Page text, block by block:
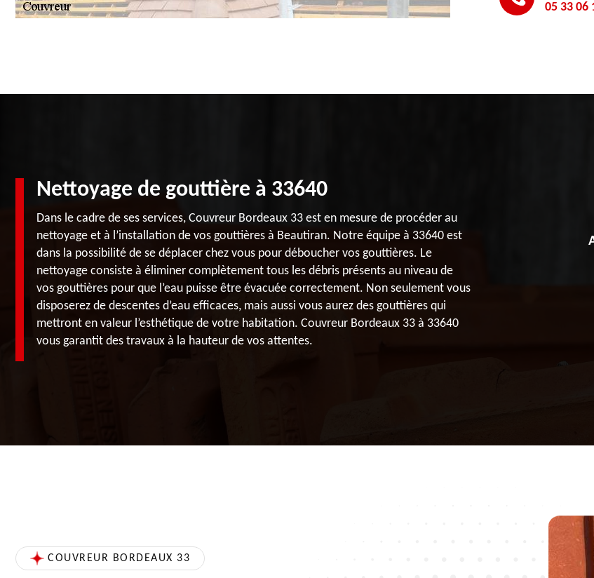
05 33 06
Nettoyage de gouttière à 33640
Dans le cadre de ses services, Couvreur Bordeaux 33 est en mesure de procéder au
nettoyage et à l’installation de vos gouttières à Beautiran. Notre équipe à 33640 est
dans la possibilité de se déplacer chez vous pour déboucher vos gouttières. Le
nettoyage consiste à éliminer complètement tous les débris présents au niveau de
vos gouttières pour que l’eau puisse être évacuée correctement. Non seulement vous
disposerez de descentes d’eau efficaces, mais aussi vous aurez des gouttières qui
mettront en valeur l’esthétique de votre habitation. Couvreur Bordeaux 33 à 33640
vous garantit des travaux à la hauteur de vos attentes.
COUVREUR BORDEAUX 33